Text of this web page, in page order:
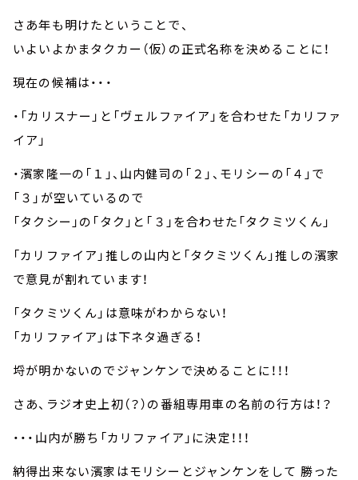
さあ年も明けたということで、
いよいよかまタクカー（仮）の正式名称を決めることに！
現在の候補は・・・
・「カリスナー」と「ヴェルファイア」を合わせた「カリファ
イア」
・濱家隆一の「１」、山内健司の「２」、モリシーの「４」で
「３」が空いているので
「タクシー」の「タク」と「３」を合わせた「タクミツくん」
「カリファイア」推しの山内と「タクミツくん」推しの濱家
で意見が割れています！
「タクミツくん」は意味がわからない！
「カリファイア」は下ネタ過ぎる！
埒が明かないのでジャンケンで決めることに！！！
さあ、ラジオ史上初（？）の番組専用車の名前の行方は！？
・・・山内が勝ち「カリファイア」に決定！！！
納得出来ない濱家はモリシーとジャンケンをして 勝った